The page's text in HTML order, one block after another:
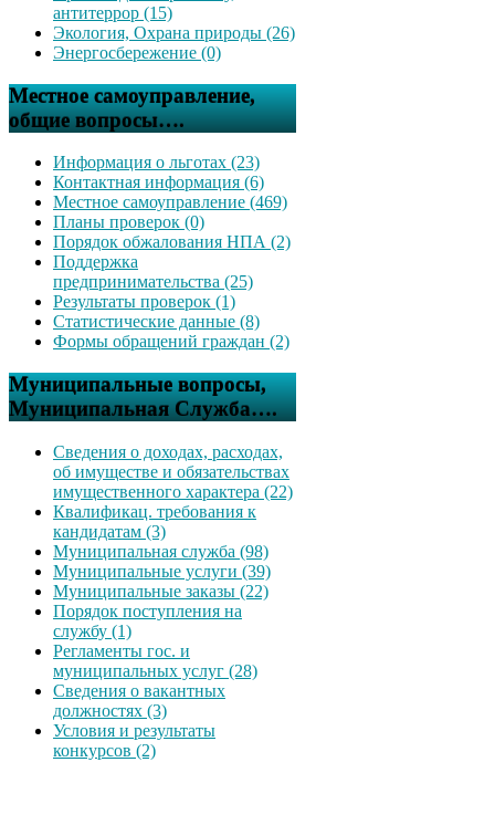
антитеррор (15)
Экология, Охрана природы (26)
Энергосбережение (0)
Местное самоуправление,
общие вопросы….
Информация о льготах (23)
Контактная информация (6)
Местное самоуправление (469)
Планы проверок (0)
Порядок обжалования НПА (2)
Поддержка
предпринимательства (25)
Результаты проверок (1)
Статистические данные (8)
Формы обращений граждан (2)
Муниципальные вопросы,
Муниципальная Служба….
Сведения о доходах, расходах,
об имуществе и обязательствах
имущественного характера (22)
Квалификац. требования к
кандидатам (3)
Муниципальная служба (98)
Муниципальные услуги (39)
Муниципальные заказы (22)
Порядок поступления на
службу (1)
Регламенты гос. и
муниципальных услуг (28)
Сведения о вакантных
должностях (3)
Условия и результаты
конкурсов (2)